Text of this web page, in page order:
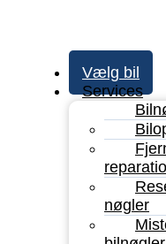
Vælg bil
Services
nøgler